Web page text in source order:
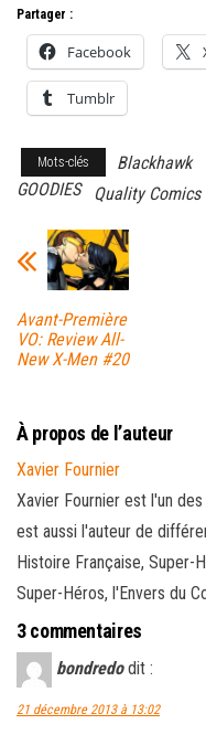
Partager :
Facebook
Tumblr
Mots-clés Blackhawk
GOODIES
Quality Comics
Avant-Première
VO: Review All-
New X-Men #20
À propos de l’auteur
Xavier Fournier
Xavier Fournier est l'un
est aussi l'auteur de
Histoire Française, Super-
Super-Héros, l'Envers du
3 commentaires
bondredo dit :
21 décembre 2013 à 13:02